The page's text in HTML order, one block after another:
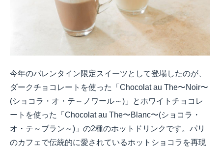
今年のバレンタイン限定スイーツとして登場したのが、
ダークチョコレートを使った「 Chocolat au The〜Noir〜
(ショコラ・オ・テ～ノワール～) 」とホワイトチョコレ
ートを使った「 Chocolat au The〜Blanc〜(ショコラ・
オ・テ～ブラン～) 」の2種のホットドリンクです。パリ
のカフェで伝統的に愛されているホットショコラを再現